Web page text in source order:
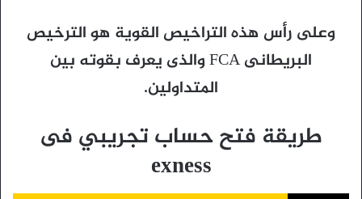
وعلى رأس هذه التراخيص القوية هو الترخيص
البريطانى FCA والذى يعرف بقوته بين
المتداولين.
طريقة فتح حساب تجريبي فى
exness